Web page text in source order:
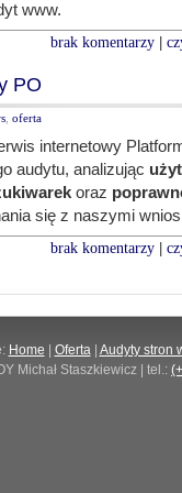
www.
brak komentarzy
PO
oferta
internetowy
audytu, analizując
oraz
się z naszymi
brak komentarzy
Home Oferta| Audyty stron
Michał Staszkiewicz | tel.: